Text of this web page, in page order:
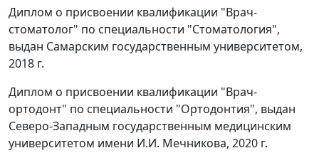
Диплом о присвоении квалификации "Врач-
стоматолог" по специальности "Стоматология",
выдан Самарским государственным университетом,
2018 г.
Диплом о присвоении квалификации "Врач-
ортодонт" по специальности "Ортодонтия", выдан
Северо-Западным государственным медицинским
университетом имени И.И. Мечникова, 2020 г.